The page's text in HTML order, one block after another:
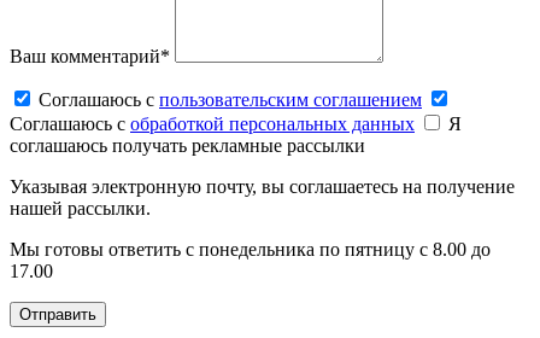
Ваш комментарий*
Соглашаюсь c пользовательским соглашением
Соглашаюсь c обработкой персональных данных
Я
соглашаюсь получать рекламные рассылки
Указывая электронную почту, вы соглашаетесь на получение
нашей рассылки.
Мы готовы ответить с понедельника по пятницу с 8.00 до
17.00